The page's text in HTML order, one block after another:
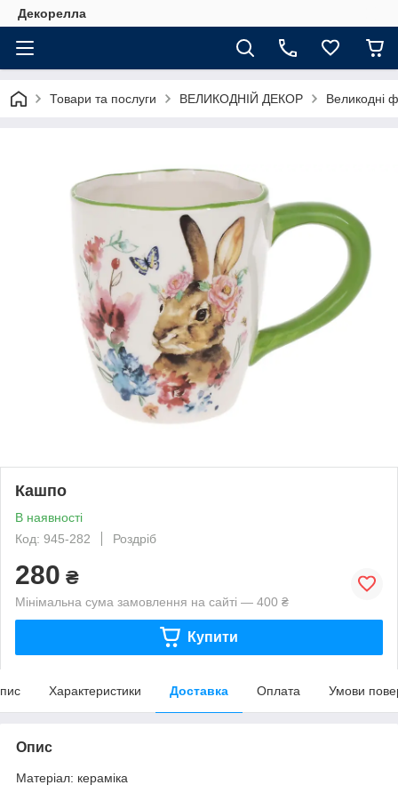
Декорелла
Товари та послуги ВЕЛИКОДНІЙ ДЕКОР Великодні
Кашпо
В наявності
Код: 945-282
Роздріб
280 ₴
Мінімальна сума замовлення на сайті — 400 ₴
Купити
Характеристики Доставка Оплата Умови
Опис
Матеріал: кераміка